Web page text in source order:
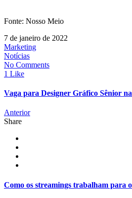
Fonte: Nosso Meio
7 de janeiro de 2022
Marketing
Notícias
No Comments
1 Like
Vaga para Designer Gráfico Sênior
Anterior
Share
Como os streamings trabalham para